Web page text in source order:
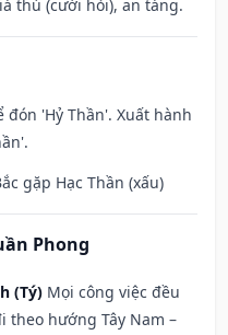
thú (cưới hỏi), an táng.
'Hỷ Thần'. Xuất hành
gặp Hạc Thần (xấu)
Phong
(Tý) Mọi công việc đều
hướng Tây Nam –